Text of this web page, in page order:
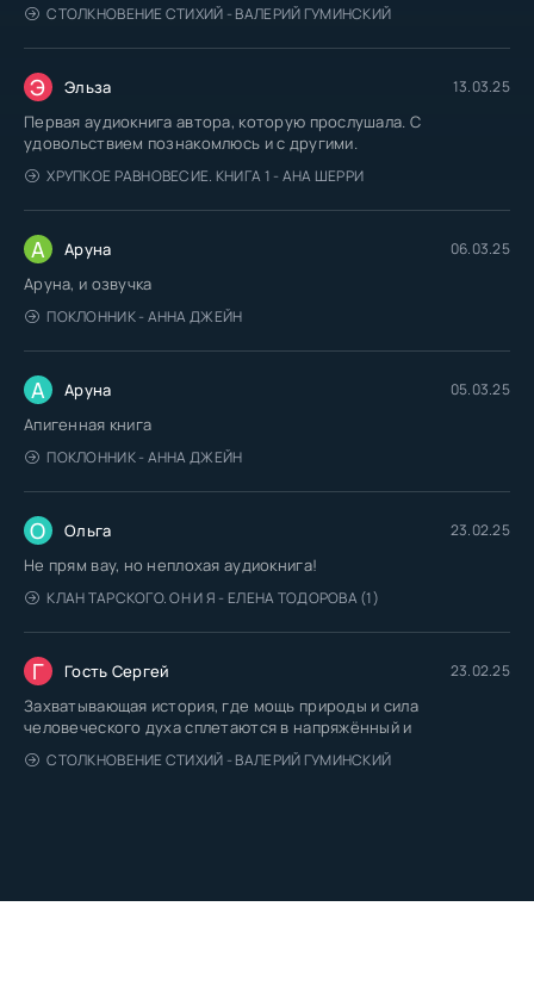
СТОЛКНОВЕНИЕ СТИХИЙ - ВАЛЕРИЙ ГУМИНСКИЙ
Э Эльза 13.03.25
Первая аудиокнига автора, которую прослушала. С
удовольствием познакомлюсь и с другими.
ХРУПКОЕ РАВНОВЕСИЕ. КНИГА 1 - АНА ШЕРРИ
А Аруна 06.03.25
Аруна, и озвучка
ПОКЛОННИК - АННА ДЖЕЙН
А Аруна 05.03.25
Апигенная книга
ПОКЛОННИК - АННА ДЖЕЙН
О Ольга 23.02.25
Не прям вау, но неплохая аудиокнига!
КЛАН ТАРСКОГО. ОН И Я - ЕЛЕНА ТОДОРОВА (1)
Г Гость Сергей 23.02.25
Захватывающая история, где мощь природы и сила
человеческого духа сплетаются в напряжённый и
СТОЛКНОВЕНИЕ СТИХИЙ - ВАЛЕРИЙ ГУМИНСКИЙ